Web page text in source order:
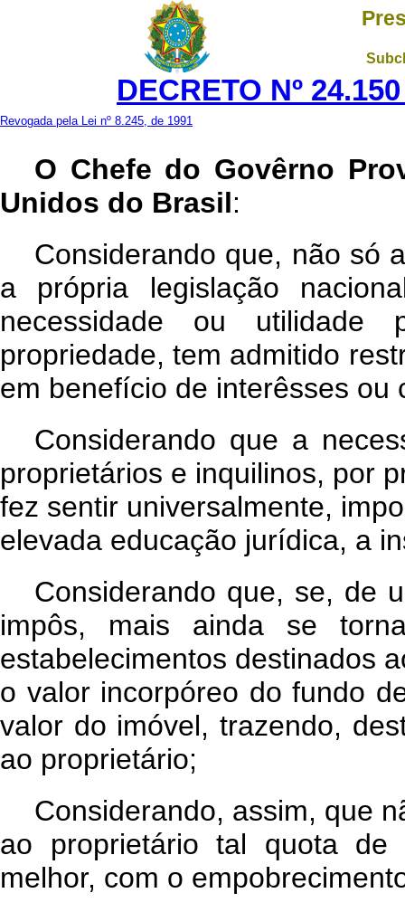
DECRETO Nº
Revogada pela Lei nº 8.245, de 1991
O Chefe do Govêrno
Unidos do Brasil:
Considerando que, não só
a própria legislação
necessidade ou utilidade
propriedade, tem admitido
em benefício de interêsses ou
Considerando que a
proprietários e inquilinos, por
fez sentir universalmente,
elevada educação jurídica, a
Considerando que, se, de
impôs, mais ainda se
estabelecimentos destinados
o valor incorpóreo do fundo
valor do imóvel, trazendo,
ao proprietário;
Considerando, assim, que
ao proprietário tal quota de
melhor, com o